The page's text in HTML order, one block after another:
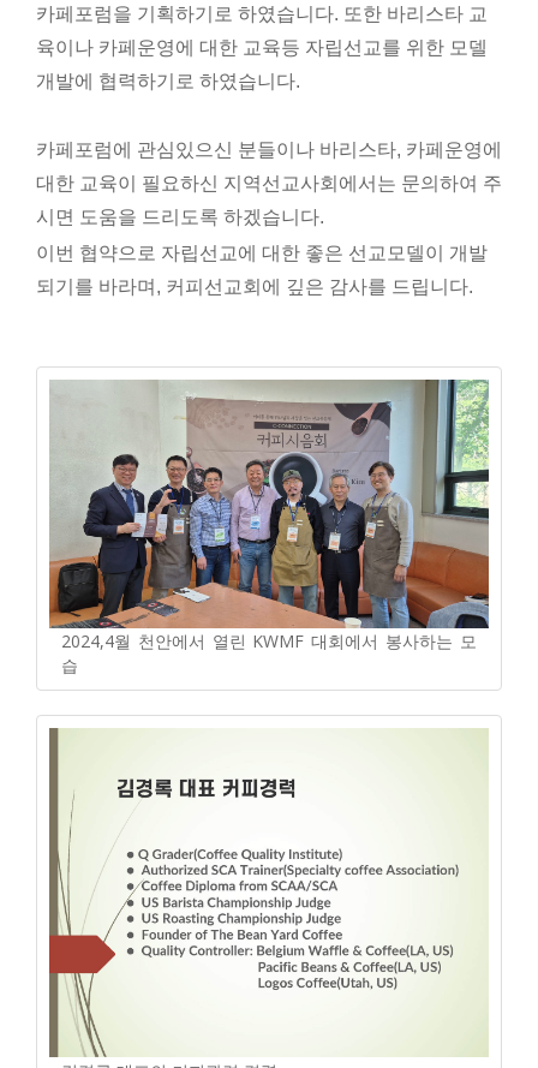
카페포럼을 기획하기로 하였습니다. 또한 바리스타 교
육이나 카페운영에 대한 교육등 자립선교를 위한 모델
개발에 협력하기로 하였습니다.
카페포럼에 관심있으신 분들이나 바리스타, 카페운영에
대한 교육이 필요하신 지역선교사회에서는 문의하여 주
시면 도움을 드리도록 하겠습니다.
이번 협약으로 자립선교에 대한 좋은 선교모델이 개발
되기를 바라며, 커피선교회에 깊은 감사를 드립니다.
2024,4월 천안에서 열린 KWMF 대회에서 봉사하는 모
습